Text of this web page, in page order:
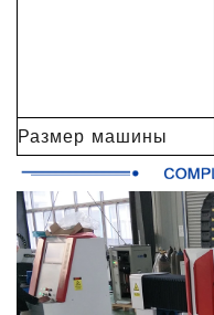
Размер машины